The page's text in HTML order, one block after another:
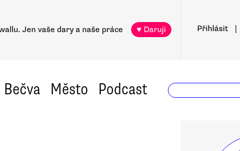
Jen vaše dary a naše práce ♥ Daruji Přihlásit
Bečva Město Podcast